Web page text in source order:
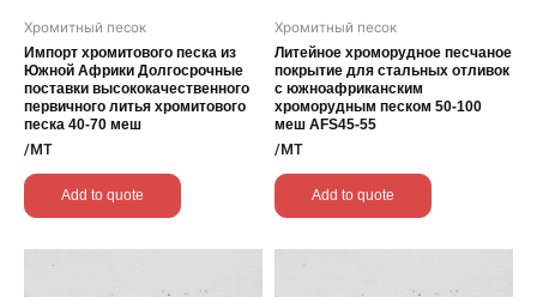
Хромитный песок
Импорт хромитового песка из
Южной Африки Долгосрочные
поставки высококачественного
первичного литья хромитового
песка 40-70 меш
/MT
Add to quote
Хромитный песок
Литейное хроморудное песчаное
покрытие для стальных отливок
с южноафриканским
хроморудным песком 50-100
меш AFS45-55
/MT
Add to quote